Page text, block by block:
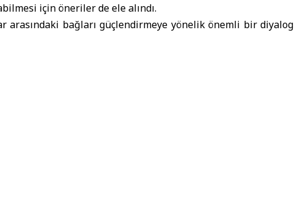
için öneriler de ele alındı.
arasındaki bağları güçlendirmeye yönelik önemli bir diyalog